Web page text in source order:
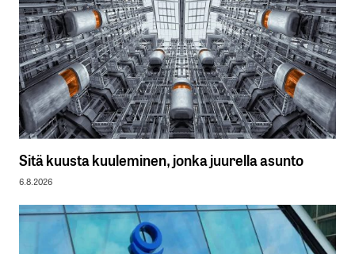
Sitä kuusta kuuleminen, jonka juurella asunto
6.8.2026